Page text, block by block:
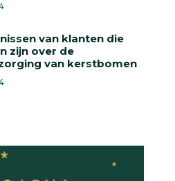
van klanten die
zijn over de
van kerstbomen